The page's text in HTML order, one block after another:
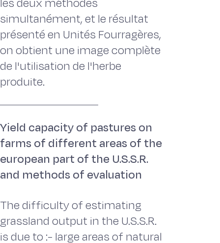
simultanément, et le résultat
présenté en Unités Fourragères,
on obtient une image complète
de l'utilisation de l'herbe
produite.
Yield capacity of pastures on
farms of different areas of the
european part of the U.S.S.R.
and methods of evaluation
The difficulty of estimating
grassland output in the U.S.S.R.
is due to :- large areas of natural